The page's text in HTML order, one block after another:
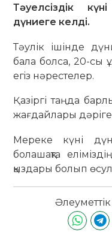
Тәуелсіздік
дүниеге келді.
Тәулік ішінде
бала болса, 20-сы
егiз нәрестелер.
Қазіргі таңда
жағдайлары
Мереке күні
болашақта
қыздары болып
Әлеуметтік